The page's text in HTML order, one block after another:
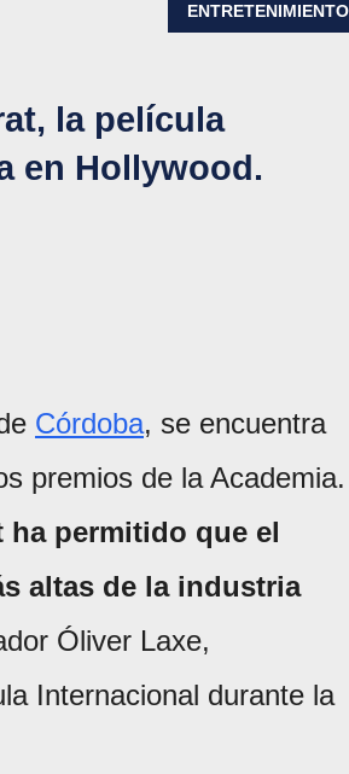
ENTRETENIMIENTO
la película
en Hollywood.
Córdoba, se encuentra
premios de la Academia.
permitido que el
altas de la industria
Óliver Laxe,
Internacional durante la